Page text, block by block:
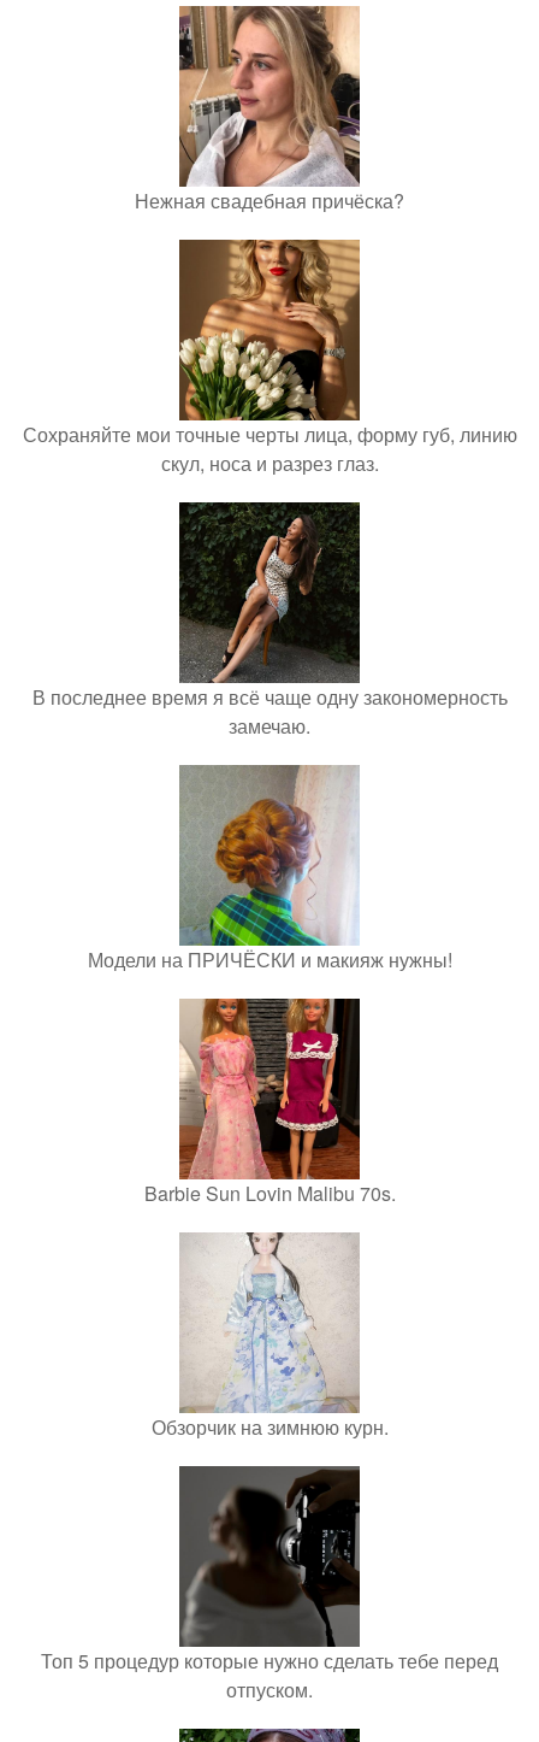
Нежная свадебная причёска?
Сохраняйте мои точные черты лица, форму губ, линию
скул, носа и разрез глаз.
В последнее время я всё чаще одну закономерность
замечаю.
Модели на ПРИЧЁСКИ и макияж нужны!
Barbie Sun Lovin Malibu 70s.
Обзорчик на зимнюю курн.
Топ 5 процедур которые нужно сделать тебе перед
отпуском.